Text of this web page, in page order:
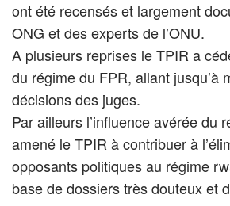
ont été recensés et largement
ONG et des experts de l’ONU.
A plusieurs reprises le TPIR a
du régime du FPR, allant jusqu’à
décisions des juges.
Par ailleurs l’influence avérée du
amené le TPIR à contribuer à
opposants politiques au régime
base de dossiers très douteux et